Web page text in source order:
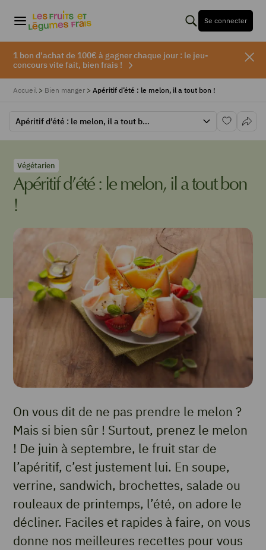
Se connecter
1 bon d'achat de 100€ à gagner chaque jour : le jeu-
concours vite fait, bien frais !
Accueil > Bien manger > Apéritif d’été : le melon, il a tout bon !
Apéritif d’été : le melon, il a tout bon !
Végétarien
Apéritif d’été : le melon, il a tout bon
!
On vous dit de ne pas prendre le melon ?
Mais si bien sûr ! Surtout, prenez le melon
! De juin à septembre, le fruit star de
l’apéritif, c’est justement lui. En soupe,
verrine, sandwich, brochettes, salade ou
rouleaux de printemps, l’été, on adore le
décliner. Faciles et rapides à faire, on vous
donne nos meilleures recettes pour vous